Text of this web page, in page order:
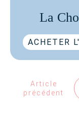
La
ACHETER
Article
précédent